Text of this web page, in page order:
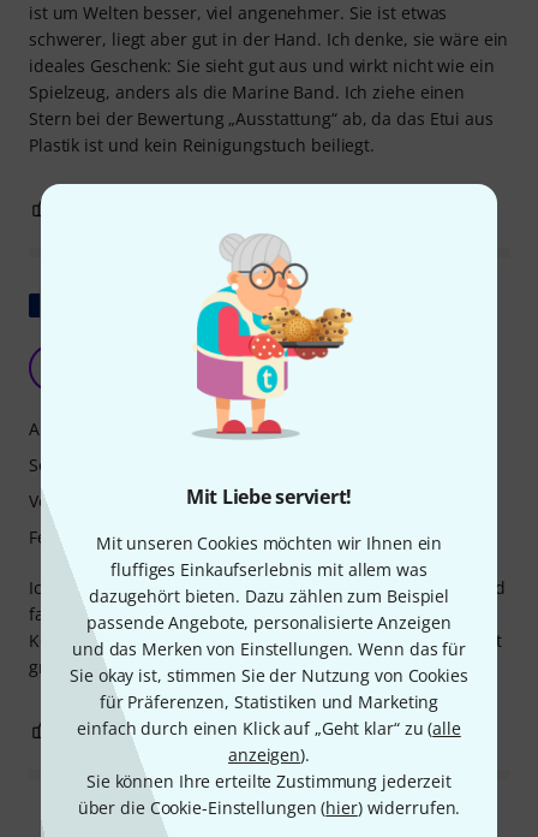
Mit Liebe serviert!
Mit unseren Cookies möchten wir Ihnen ein
fluffiges Einkaufserlebnis mit allem was
dazugehört bieten. Dazu zählen zum Beispiel
passende Angebote, personalisierte Anzeigen
und das Merken von Einstellungen. Wenn das für
Sie okay ist, stimmen Sie der Nutzung von Cookies
für Präferenzen, Statistiken und Marketing
einfach durch einen Klick auf „Geht klar“ zu (alle
anzeigen).
Sie können Ihre erteilte Zustimmung jederzeit
über die Cookie-Einstellungen (hier) widerrufen.
ist um Welten besser, viel angenehmer. Sie ist etwas
schwerer, liegt aber gut in der Hand. Ich denke, sie wäre ein
ideales Geschenk: Sie sieht gut aus und wirkt nicht wie ein
Spielzeug, anders als die Marine Band. Ich ziehe einen
Stern bei der Bewertung „Ausstattung“ ab, da das Etui aus
Plastik ist und kein Reinigungstuch beiliegt.
jpg63 27.06.2018
Ich habe diese Mundharmonika von seltener Schönheit und
fabelhafter Ausdruckskraft gekauft, um „Jimmy“ bei einem
Konzert zu spielen. Sie ermöglichte es mir, dieses Stück mit
großer Finesse zu spielen.
Ansprache
Sound
Verarbeitung
Features
0 BEWERTUNG MELDEN
Alle Bewertungen lesen